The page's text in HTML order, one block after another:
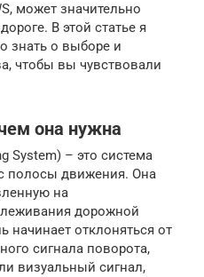
может значительно
В этой статье я
знать о выборе и
чтобы вы чувствовали
она нужна
System) – это система
полосы движения. Она
на
дорожной
начинает отклоняться от
сигнала поворота,
визуальный сигнал,